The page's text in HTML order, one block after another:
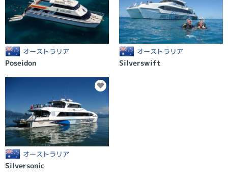
オーストラリア
Poseidon
オーストラリア
Silverswift
オーストラリア
Silversonic